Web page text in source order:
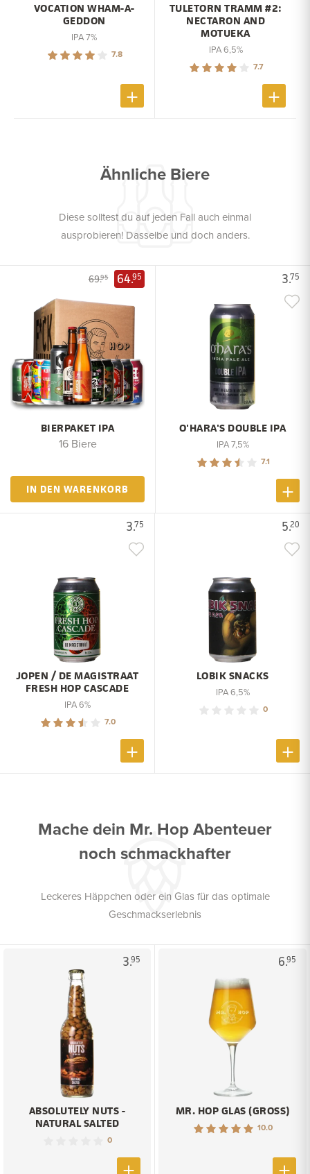
VOCATION WHAM-A-
GEDDON
IPA 7%
7.8
TULETORN TRAMM #2:
NECTARON AND
MOTUEKA
IPA 6,5%
7.7
Ähnliche Biere
Diese solltest du auf jeden Fall auch einmal
ausprobieren! Dasselbe und doch anders.
69.95 64.95
BIERPAKET IPA
16 Biere
IN DEN WARENKORB
3.75
O'HARA'S DOUBLE IPA
IPA 7,5%
7.1
3.75
JOPEN / DE MAGISTRAAT
FRESH HOP CASCADE
IPA 6%
7.0
5.20
LOBIK SNACKS
IPA 6,5%
0
Mache dein Mr. Hop Abenteuer
noch schmackhafter
Leckeres Häppchen oder ein Glas für das optimale
Geschmackserlebnis
3.95
ABSOLUTELY NUTS -
NATURAL SALTED
0
6.95
MR. HOP GLAS (GROSS)
10.0